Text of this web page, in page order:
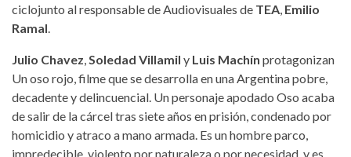
ciclojunto al responsable de Audiovisuales de TEA, Emilio
Ramal.
Julio Chavez,Soledad Villamil y Luis Machín protagonizan
Un oso rojo, filme que se desarrolla en una Argentina pobre,
decadente y delincuencial. Un personaje apodado Oso acaba
de salir de la cárcel tras siete años en prisión, condenado por
homicidio y atraco a mano armada. Es un hombre parco,
impredecible, violento por naturaleza o por necesidad, y es